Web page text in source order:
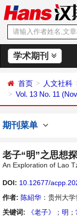
学术期刊
首页 人文社科
Vol. 13 No. 11
期刊菜单
老子“明”之思想
An Exploration of Lao
DOI: 10.12677/
作者: 陈紹华 ：贵州大
关键词:
《老子》 ； 明 ；